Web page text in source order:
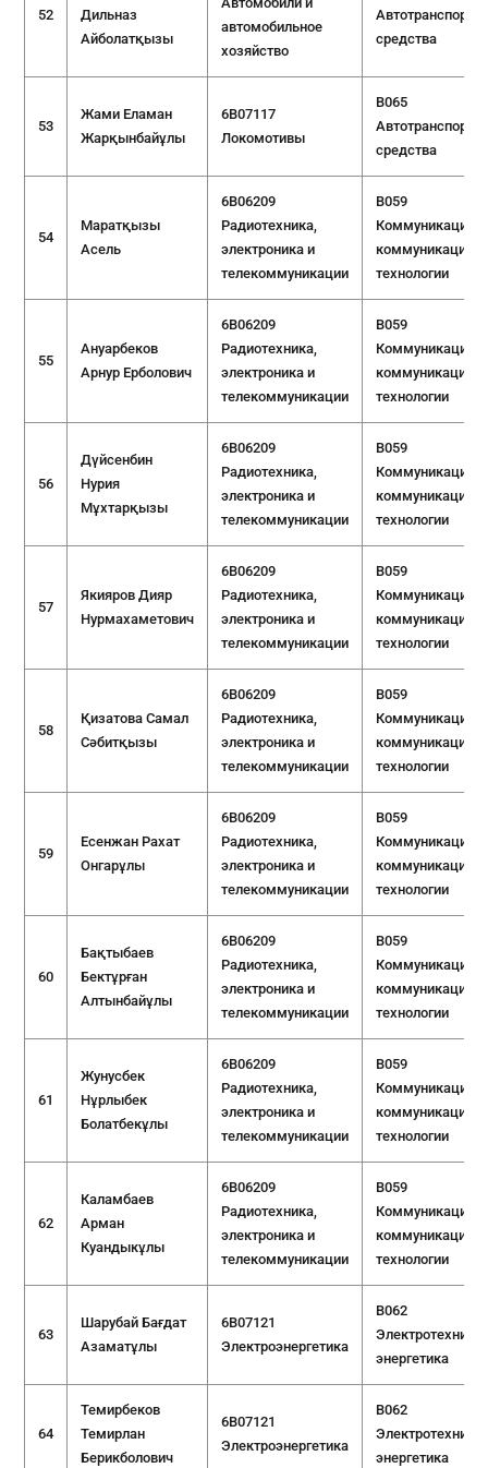
52
Дильназ
Айболатқызы
автомобильное
хозяйство
средства
53
Жами Еламан
Жарқынбайұлы
6B07117
Локомотивы
B065
средства
54
Маратқызы
Асель
6B06209
Радиотехника,
электроника и
телекоммуникации
B059
Коммуникации и
технологии
55
Ануарбеков
Арнур Ерболович
6B06209
Радиотехника,
электроника и
телекоммуникации
B059
Коммуникации и
технологии
56
Дүйсенбин
Нурия
Мұхтарқызы
6B06209
Радиотехника,
электроника и
телекоммуникации
B059
Коммуникации и
технологии
57
Якияров Дияр
Нурмахаметович
6B06209
Радиотехника,
электроника и
телекоммуникации
B059
Коммуникации и
технологии
58
Қизатова Самал
Сәбитқызы
6B06209
Радиотехника,
электроника и
телекоммуникации
B059
Коммуникации и
технологии
59
Есенжан Рахат
Онгарұлы
6B06209
Радиотехника,
электроника и
телекоммуникации
B059
Коммуникации и
технологии
60
Бақтыбаев
Бектұрған
Алтынбайұлы
6B06209
Радиотехника,
электроника и
телекоммуникации
B059
Коммуникации и
технологии
61
Жунусбек
Нұрлыбек
Болатбекұлы
6B06209
Радиотехника,
электроника и
телекоммуникации
B059
Коммуникации и
технологии
62
Каламбаев
Арман
Куандыкұлы
6B06209
Радиотехника,
электроника и
телекоммуникации
B059
Коммуникации и
технологии
63
Шарубай Бағдат
Азаматұлы
6B07121
Электроэнергетика
B062
Электротехника
энергетика
64
Темирбеков
Темирлан
Берикболович
6B07121
Электроэнергетика
B062
Электротехника
энергетика